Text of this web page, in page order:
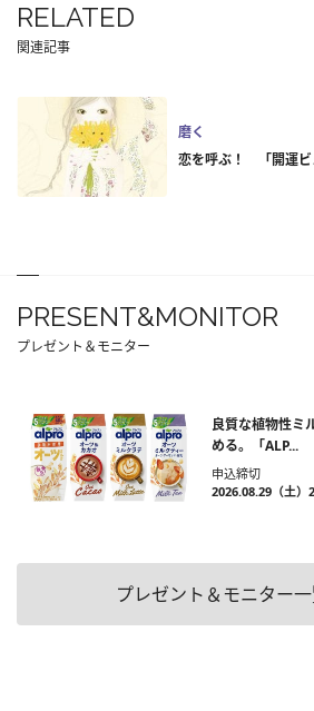
RELATED
関連記事
磨く
恋を呼ぶ！ 「開運ビ
PRESENT&MONITOR
プレゼント＆モニター
良質な植物性ミ
める。「ALP...
申込締切
2026.08.29（土）
プレゼント＆モニター